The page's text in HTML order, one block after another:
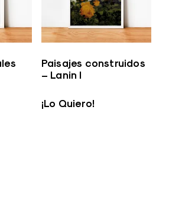
Paisajes construidos
– Lanin I
¡Lo Quiero!